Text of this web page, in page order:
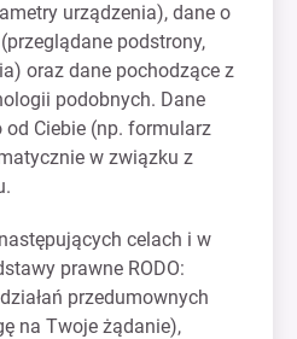
urządzenia), dane o
podstrony,
oraz dane pochodzące z
podobnych. Dane
Ciebie (np. formularz
w związku z
celach i w
prawne RODO:
przedumownych
na Twoje żądanie),